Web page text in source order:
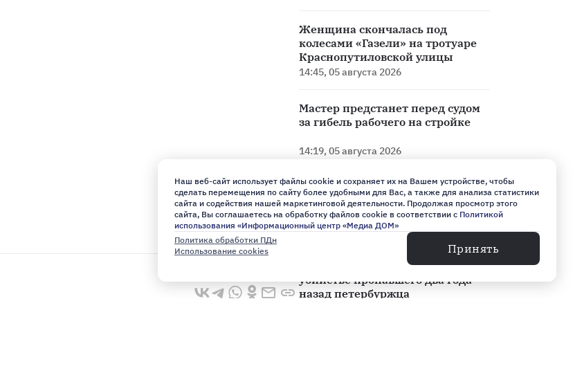
Женщина скончалась под
колесами «Газели» на тротуаре
Краснопутиловской улицы
14:45, 05 августа 2026
Мастер предстанет перед судом
за гибель рабочего на стройке
14:19, 05 августа 2026
Петербуржец, пытавшийся
задушить супругу, получил
четыре года колонии
13:45, 05 августа 2026
Задержан подозреваемый в
убийстве пропавшего два года
назад петербуржца
Наш веб-сайт использует файлы cookie и сохраняет их на Вашем устройстве, чтобы
сделать перемещения по сайту более удобными для Вас, а также для анализа статистики
сайта и содействия нашей маркетинговой деятельности. Продолжая просмотр этого
сайта, Вы соглашаетесь на обработку файлов cookie в соответствии с Политикой
использования «Информационный центр «Медиа ДОМ»
Политика обработки ПДн
Использование cookies
Принять